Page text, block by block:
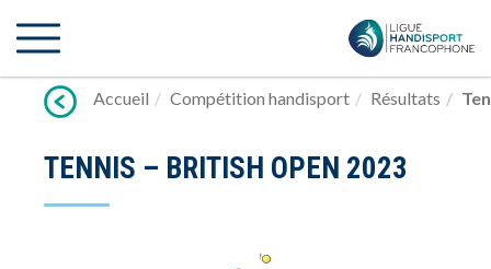
vers
Accueil
Compétition handisport Résultats
TENNIS – BRITISH OPEN 2023